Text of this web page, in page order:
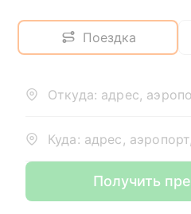
Поездка
Откуда: адрес,
Куда: адрес,
Получить